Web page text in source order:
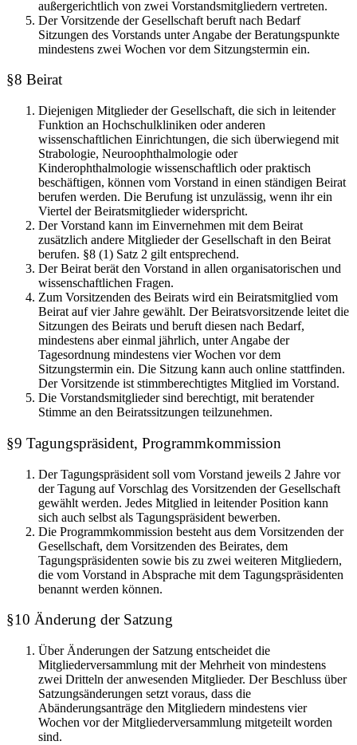
außergerichtlich von zwei Vorstandsmitgliedern vertreten.
Der Vorsitzende der Gesellschaft beruft nach Bedarf
Sitzungen des Vorstands unter Angabe der Beratungspunkte
mindestens zwei Wochen vor dem Sitzungstermin ein.
§8 Beirat
Diejenigen Mitglieder der Gesellschaft, die sich in leitender
Funktion an Hochschulkliniken oder anderen
wissenschaftlichen Einrichtungen, die sich überwiegend mit
Strabologie, Neuroophthalmologie oder
Kinderophthalmologie wissenschaftlich oder praktisch
beschäftigen, können vom Vorstand in einen ständigen Beirat
berufen werden. Die Berufung ist unzulässig, wenn ihr ein
Viertel der Beiratsmitglieder widerspricht.
Der Vorstand kann im Einvernehmen mit dem Beirat
zusätzlich andere Mitglieder der Gesellschaft in den Beirat
berufen. §8 (1) Satz 2 gilt entsprechend.
Der Beirat berät den Vorstand in allen organisatorischen und
wissenschaftlichen Fragen.
Zum Vorsitzenden des Beirats wird ein Beiratsmitglied vom
Beirat auf vier Jahre gewählt. Der Beiratsvorsitzende leitet die
Sitzungen des Beirats und beruft diesen nach Bedarf,
mindestens aber einmal jährlich, unter Angabe der
Tagesordnung mindestens vier Wochen vor dem
Sitzungstermin ein. Die Sitzung kann auch online stattfinden.
Der Vorsitzende ist stimmberechtigtes Mitglied im Vorstand.
Die Vorstandsmitglieder sind berechtigt, mit beratender
Stimme an den Beiratssitzungen teilzunehmen.
§9 Tagungspräsident, Programmkommission
Der Tagungspräsident soll vom Vorstand jeweils 2 Jahre vor
der Tagung auf Vorschlag des Vorsitzenden der Gesellschaft
gewählt werden. Jedes Mitglied in leitender Position kann
sich auch selbst als Tagungspräsident bewerben.
Die Programmkommission besteht aus dem Vorsitzenden der
Gesellschaft, dem Vorsitzenden des Beirates, dem
Tagungspräsidenten sowie bis zu zwei weiteren Mitgliedern,
die vom Vorstand in Absprache mit dem Tagungspräsidenten
benannt werden können.
§10 Änderung der Satzung
Über Änderungen der Satzung entscheidet die
Mitgliederversammlung mit der Mehrheit von mindestens
zwei Dritteln der anwesenden Mitglieder. Der Beschluss über
Satzungsänderungen setzt voraus, dass die
Abänderungsanträge den Mitgliedern mindestens vier
Wochen vor der Mitgliederversammlung mitgeteilt worden
sind.